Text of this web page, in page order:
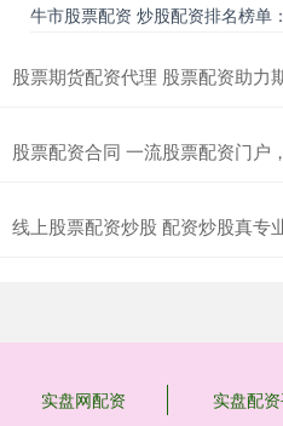
牛市股票配资 炒股配资排名榜单
股票期货配资代理 股票配资助力
股票配资合同 一流股票配资门户
线上股票配资炒股 配资炒股真专
实盘网配资 实盘配